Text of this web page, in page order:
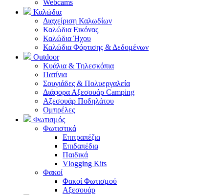
Webcams
Καλώδια
Διαχείριση Καλωδίων
Καλώδια Εικόνας
Καλώδια Ήχου
Καλώδια Φόρτισης & Δεδομένων
Outdoor
Κυάλια & Τηλεσκόπια
Πατίνια
Σουγιάδες & Πολυεργαλεία
Διάφορα Αξεσουάρ Camping
Αξεσουάρ Ποδηλάτου
Ομπρέλες
Φωτισμός
Φωτιστικά
Επιτραπέζια
Επιδαπέδια
Παιδικά
Vlogging Kits
Φακοί
Φακοί Φωτισμού
Αξεσουάρ